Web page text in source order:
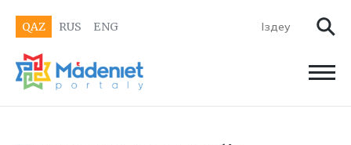
QAZ RUS ENG